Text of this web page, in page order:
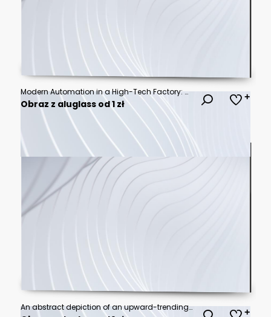
Modern Automation in a High-Tech Factory: A state-of-the-art automated production line with robotic arms in a modern industrial setting, showcasing advanced technology and efficiency.
Obraz z aluglass od 1 zł
An abstract depiction of an upward-trending graph on a dark backdrop, featuring vibrant data points and luminous lines, representing progress, analytics, and cutting-edge technological advancements.